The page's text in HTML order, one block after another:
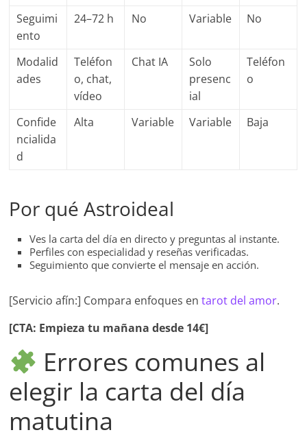
Seguimi
ento
24–72 h No Variable No
Modalid
ades
Teléfon
o, chat,
vídeo
Chat IA
Solo
presenc
ial
Teléfon
o
Confide
ncialida
d
Alta Variable Variable Baja
Por qué Astroideal
Ves la carta del día en directo y preguntas al instante.
Perfiles con especialidad y reseñas verificadas.
Seguimiento que convierte el mensaje en acción.
[Servicio afín:] Compara enfoques entarot del amor.
[CTA: Empieza tu mañana desde 14€]
Errores comunes al
elegir la carta del día
matutina